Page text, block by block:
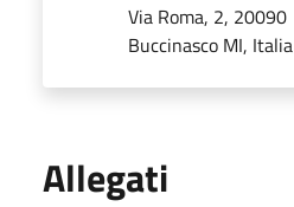
Via Roma, 2, 20090
Buccinasco MI, Italia
Allegati